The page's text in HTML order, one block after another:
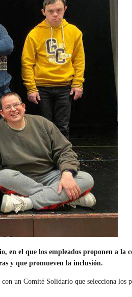
el que los empleados proponen a la
y que promueven la inclusión.
un Comité Solidario que selecciona los